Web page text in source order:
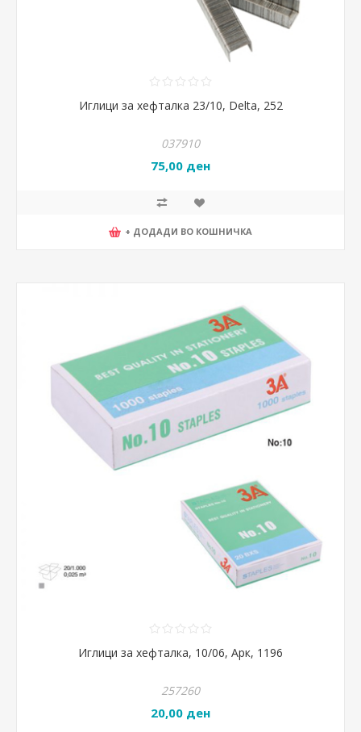
Иглици за хефталка 23/10, Delta, 252
037910
75,00 ден
+ ДОДАДИ ВО КОШНИЧКА
Иглици за хефталка, 10/06, Арк, 1196
257260
20,00 ден